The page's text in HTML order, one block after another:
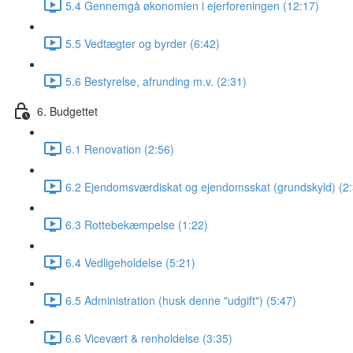
5.4 Gennemgå økonomien i ejerforeningen (12:17)
5.5 Vedtægter og byrder (6:42)
5.6 Bestyrelse, afrunding m.v. (2:31)
6. Budgettet
6.1 Renovation (2:56)
6.2 Ejendomsværdiskat og ejendomsskat (grundskyld)
6.3 Rottebekæmpelse (1:22)
6.4 Vedligeholdelse (5:21)
6.5 Administration (husk denne "udgift") (5:47)
6.6 Vicevært & renholdelse (3:35)